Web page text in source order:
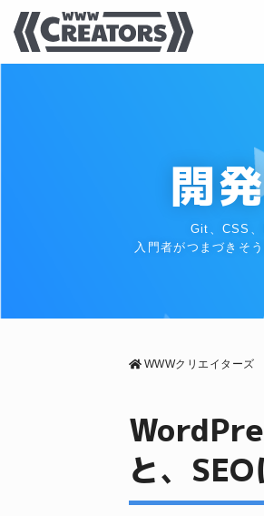
開
Git、CSS
入門者がつまづきそ
WWWクリエイターズ
と、